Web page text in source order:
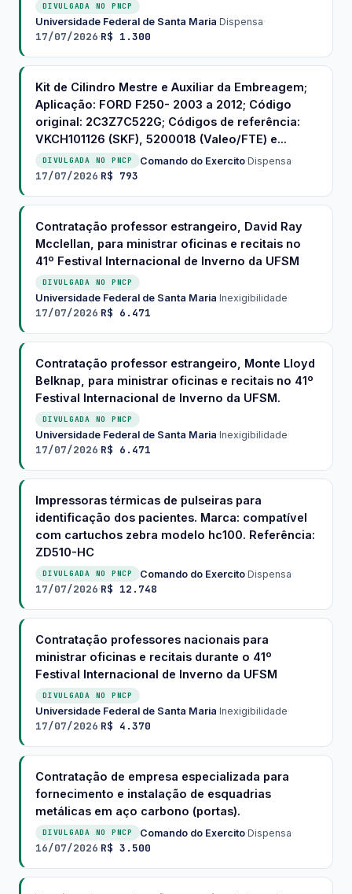
DIVULGADA NO PNCP
Universidade Federal de Santa Maria·Dispensa·
17/07/2026·R$ 1.300
Kit de Cilindro Mestre e Auxiliar da Embreagem;
Aplicação: FORD F250- 2003 a 2012; Código
original: 2C3Z7C522G; Códigos de referência:
VKCH101126 (SKF), 5200018 (Valeo/FTE) e...
DIVULGADA NO PNCP Comando do Exercito·Dispensa·
17/07/2026·R$ 793
Contratação professor estrangeiro, David Ray
Mcclellan, para ministrar oficinas e recitais no
41º Festival Internacional de Inverno da UFSM
DIVULGADA NO PNCP
Universidade Federal de Santa Maria·Inexigibilidade·
17/07/2026·R$ 6.471
Contratação professor estrangeiro, Monte Lloyd
Belknap, para ministrar oficinas e recitais no 41º
Festival Internacional de Inverno da UFSM.
DIVULGADA NO PNCP
Universidade Federal de Santa Maria·Inexigibilidade·
17/07/2026·R$ 6.471
Impressoras térmicas de pulseiras para
identificação dos pacientes. Marca: compatível
com cartuchos zebra modelo hc100. Referência:
ZD510-HC
DIVULGADA NO PNCP Comando do Exercito·Dispensa·
17/07/2026·R$ 12.748
Contratação professores nacionais para
ministrar oficinas e recitais durante o 41º
Festival Internacional de Inverno da UFSM
DIVULGADA NO PNCP
Universidade Federal de Santa Maria·Inexigibilidade·
17/07/2026·R$ 4.370
Contratação de empresa especializada para
fornecimento e instalação de esquadrias
metálicas em aço carbono (portas).
DIVULGADA NO PNCP Comando do Exercito·Dispensa·
16/07/2026·R$ 3.500